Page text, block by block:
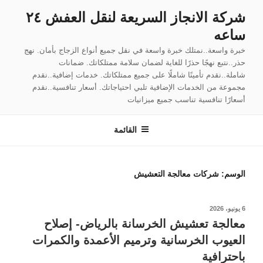
المحتوى
شركة الانجاز السريعة لنقل العفش ٢٤
ساعه
خبرة واسعة..نمتلك خبرة واسعة في نقل جميع أنواع الزجاج بأمان. نهج
حذر..نتبع نهجًا حذرًا للغاية لضمان سلامة ممتلكاتك. ضمانات
شاملة..نقدم تأمينًا شاملًا على جميع ممتلكاتك. خدمات إضافية..نقدم
مجموعة من الخدمات الإضافية تلبي احتياجاتك. أسعار تنافسية..نقدم
أسعارًا تنافسية تناسب جميع ميزانيات
القائمة
الوسم: شركات معالجة التعشيش
نُشر
6 يونيو، 2026
معالجة تعشيش الخرسانة بالرياض- إصلاح
العيوب الخرسانية وترميم الأعمدة والكمرات
باحترافية